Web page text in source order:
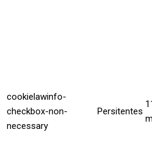
cookielawinfo-
checkbox-non-
necessary
Persitentes